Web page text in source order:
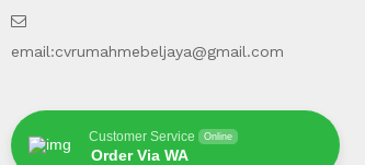
email:cvrumahmebeljaya@gmail.com
Customer Service Online
Order Via WA